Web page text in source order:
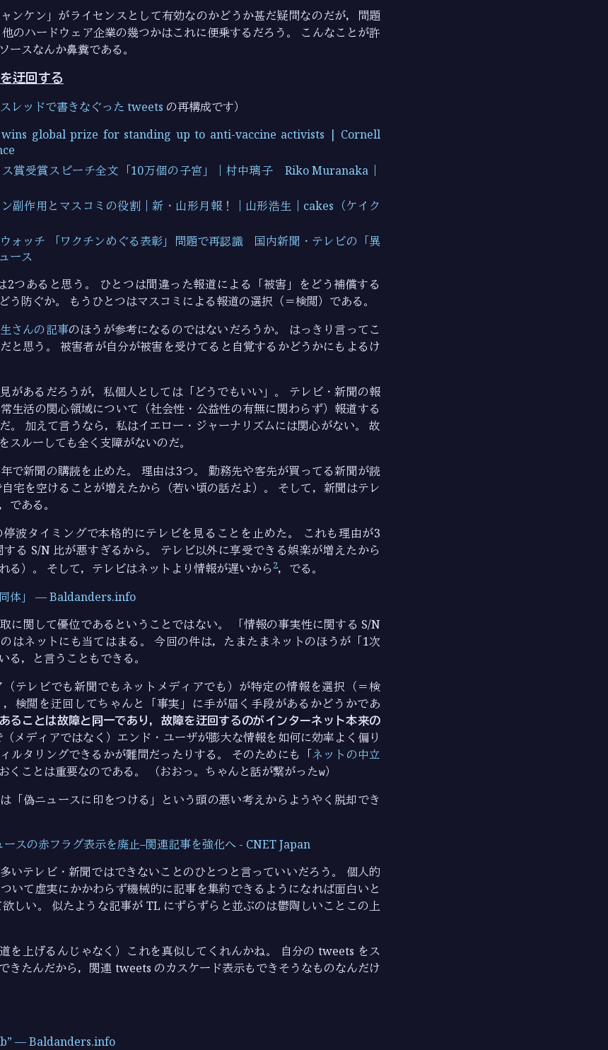
ンケン」がライセンスとして有効なのかどうか甚だ疑問なのだが，問題
のハードウェア企業の幾つかはこれに便乗するだろう。 こんなことが許
ースなんか鼻糞である。
迂回する
レッドで書きなぐった tweets の再構成です）
wins global prize for standing up to anti-vaccine activists | Cornell
ス賞受賞スピーチ全文「10万個の子宮」｜村中璃子 Riko Muranaka｜
副作用とマスコミの役割｜新・山形月報！｜山形浩生｜cakes（ケイク
ォッチ 「ワクチンめぐる表彰」問題で再認識 国内新聞・テレビの「異
ース
2つあると思う。 ひとつは間違った報道による「被害」をどう補償する
う防ぐか。 もうひとつはマスコミによる報道の選択（＝検閲）である。
さんの記事のほうが参考になるのではないだろうか。 はっきり言ってこ
と思う。 被害者が自分が被害を受けてると自覚するかどうかにもよるけ
があるだろうが，私個人としては「どうでもいい」。 テレビ・新聞の報
生活の関心領域について（社会性・公益性の有無に関わらず）報道する
。 加えて言うなら，私はイエロー・ジャーナリズムには関心がない。 故
スルーしても全く支障がないのだ。
で新聞の購読を止めた。 理由は3つ。 勤務先や客先が買ってる新聞が読
宅を空けることが増えたから（若い頃の話だよ）。 そして，新聞はテレ
である。
波タイミングで本格的にテレビを見ることを止めた。 これも理由が3
る S/N 比が悪すぎるから。 テレビ以外に享受できる娯楽が増えたから
る）。 そして，テレビはネットより情報が遅いから2，でる。
同体」 — Baldanders.info
に関して優位であるということではない。 「情報の事実性に関する S/N
はネットにも当てはまる。 今回の件は，たまたまネットのほうが「1次
る，と言うこともできる。
テレビでも新聞でもネットメディアでも）が特定の情報を選択（＝検
検閲を迂回してちゃんと「事実」に手が届く手段があるかどうかであ
ることは故障と同一であり，故障を迂回するのがインターネット本来の
メディアではなく）エンド・ユーザが膨大な情報を如何に効率よく偏り
ルタリングできるかが難問だったりする。 そのためにも「ネットの中立
くことは重要なのである。 （おおっ。ちゃんと話が繋がったw）
「偽ニュースに印をつける」という頭の悪い考えからようやく脱却でき
スの赤フラグ表示を廃止–関連記事を強化へ - CNET Japan
いテレビ・新聞ではできないことのひとつと言っていいだろう。 個人的
いて虚実にかかわらず機械的に記事を集約できるようになれば面白いと
しい。 似たような記事が TL にずらずらと並ぶのは鬱陶しいことこの上
を上げるんじゃなく）これを真似してくれんかね。 自分の tweets をス
きたんだから，関連 tweets のカスケード表示もできそうなものなんだけ
— Baldanders.info